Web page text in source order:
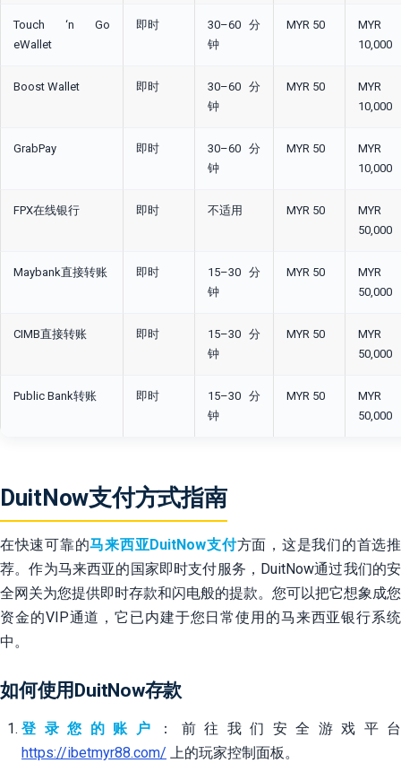
Touch ‘n Go
eWallet
即时
30–60分
钟
MYR 50
MYR
10,000
Boost Wallet 即时
30–60分
钟
MYR 50
MYR
10,000
GrabPay 即时
30–60分
钟
MYR 50
MYR
10,000
FPX在线银行 即时 不适用 MYR 50
MYR
50,000
Maybank直接转账 即时
15–30分
钟
MYR 50
MYR
50,000
CIMB直接转账 即时
15–30分
钟
MYR 50
MYR
50,000
Public Bank转账 即时
15–30分
钟
MYR 50
MYR
50,000
DuitNow支付方式指南
在快速可靠的马来西亚DuitNow支付方面，这是我们的首选推
荐。作为马来西亚的国家即时支付服务，DuitNow通过我们的安
全网关为您提供即时存款和闪电般的提款。您可以把它想象成您
资金的VIP通道，它已内建于您日常使用的马来西亚银行系统
中。
如何使用DuitNow存款
登录您的账户
：前往我们安全游戏平台
https://ibetmyr88.com/ 上的玩家控制面板。